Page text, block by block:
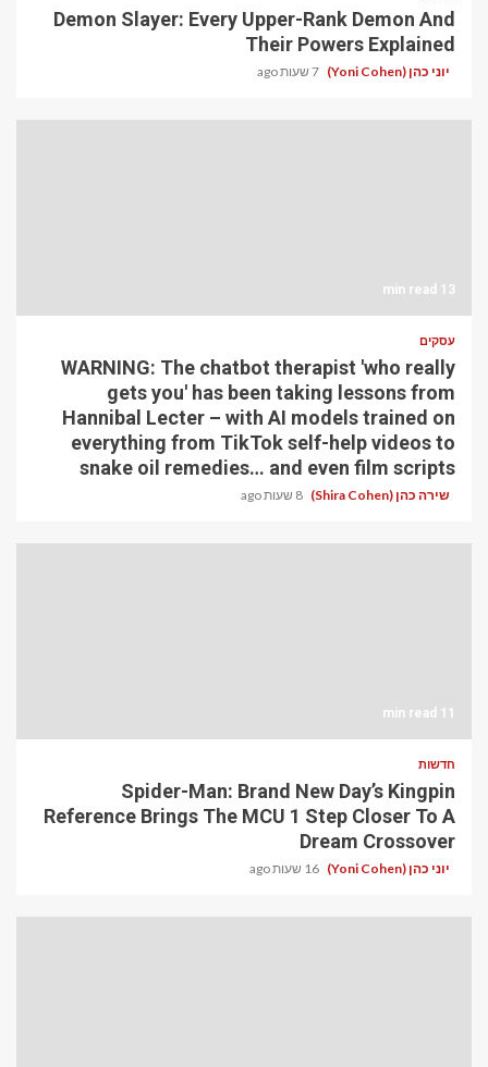
Demon Slayer: Every Upper-Rank Demon And
Their Powers Explained
יוני כהן (Yoni Cohen) 7 שעות ago
13 min read
עסקים
WARNING: The chatbot therapist 'who really
gets you' has been taking lessons from
Hannibal Lecter – with AI models trained on
everything from TikTok self-help videos to
snake oil remedies… and even film scripts
שירה כהן (Shira Cohen) 8 שעות ago
11 min read
חדשות
Spider-Man: Brand New Day’s Kingpin
Reference Brings The MCU 1 Step Closer To A
Dream Crossover
יוני כהן (Yoni Cohen) 16 שעות ago